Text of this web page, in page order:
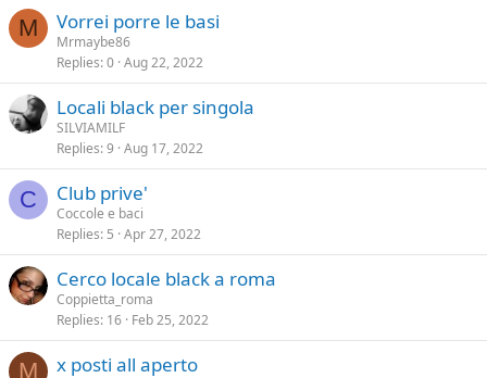
M Vorrei porre le basi
Mrmaybe86
Replies 0 Aug 22, 2022
Locali black per singola
SILVIAMILF
Replies 9 Aug 17, 2022
C Club prive'
Coccole e baci
Replies 5 Apr 27, 2022
Cerco locale black a roma
Coppietta_roma
Replies 16 Feb 25, 2022
M x posti all aperto